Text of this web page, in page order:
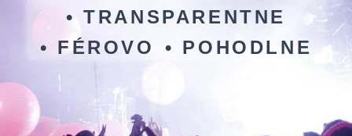
• TRANSPARENTNE
• FÉROVO
• POHODLNE